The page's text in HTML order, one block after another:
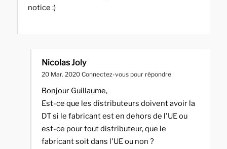
notice :)
Nicolas Joly
20 Mar. 2020 Connectez-vous pour répondre
Bonjour Guillaume,
Est-ce que les distributeurs doivent avoir la
DT si le fabricant est en dehors de l'UE ou
est-ce pour tout distributeur, que le
fabricant soit dans l'UE ou non ?